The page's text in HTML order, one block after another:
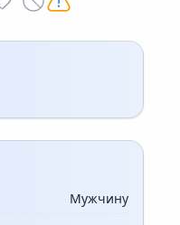
Мужчину